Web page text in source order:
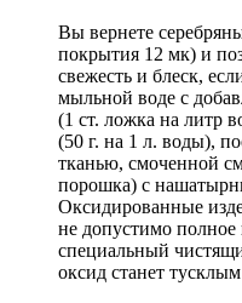
Вы вернете
покрытия 12 мк) и
свежесть и блеск,
мыльной воде с
(1 ст. ложка на литр
(50 г. на 1 л. воды),
тканью, смоченной
порошка) с
Оксидированные
не допустимо
специальный
оксид станет